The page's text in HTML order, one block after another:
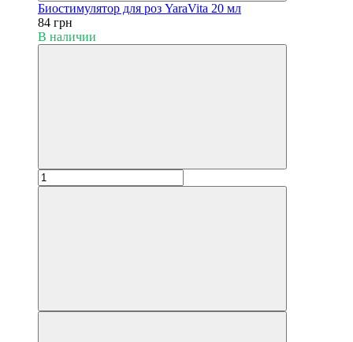
Биостимулятор для роз YaraVita 20 мл
84 грн
В наличии